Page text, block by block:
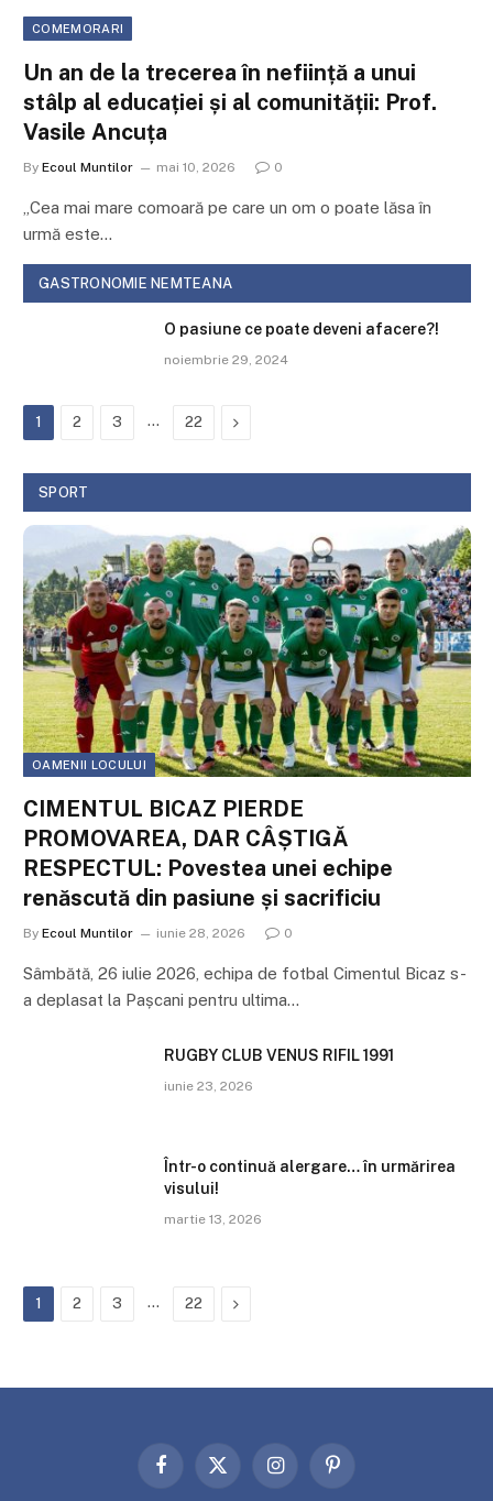
COMEMORARI
MARIEA SAMACHIȘ: o sută de ani de
trudă, viață și suferință n. 1926, 20 aprilie
– d. 2026, 6 februarie
By Ecoul Muntilor martie 19, 2026
Ca o piesă de teatru, așa este viața: nu interesează cât de
mult a ținut,…
GASTRONOMIE NEMTEANA
O pasiune ce poate deveni afacere?!
noiembrie 29, 2024
1 2 3 … 22 Next
SPORT
OAMENII LOCULUI
CIMENTUL BICAZ PIERDE
PROMOVAREA, DAR CÂȘTIGĂ
RESPECTUL: Povestea unei echipe
renăscută din pasiune și sacrificiu
By Ecoul Muntilor iunie 28, 2026 0
Sâmbătă, 26 iulie 2026, echipa de fotbal Cimentul Bicaz s-
a deplasat la Pașcani pentru ultima…
RUGBY CLUB VENUS RIFIL 1991
iunie 23, 2026
Într-o continuă alergare… în urmărirea
visului!
martie 13, 2026
1 2 3 … 22 Next
Facebook
X
InstagramPinterest